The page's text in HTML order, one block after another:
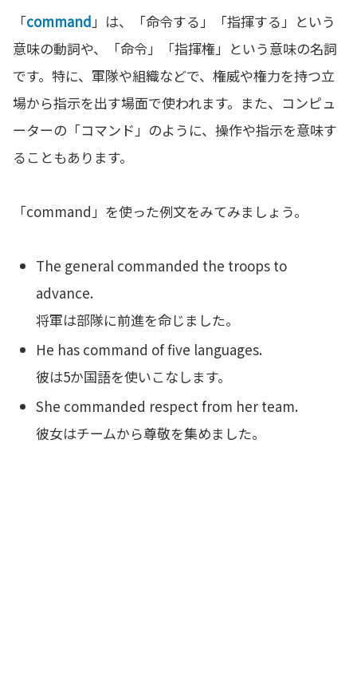
「command 」は、「命令する」「指揮する」という
意味の動詞や、「命令」「指揮権」という意味の名詞
です。特に、軍隊や組織などで、権威や権力を持つ立
場から指示を出す場面で使われます。また、コンピュ
ーターの「コマンド」のように、操作や指示を意味す
ることもあります。
「command」を使った例文をみてみましょう。
The general commanded the troops to
advance.
将軍は部隊に前進を命じました。
He has command of five languages.
彼は5か国語を使いこなします。
She commanded respect from her team.
彼女はチームから尊敬を集めました。